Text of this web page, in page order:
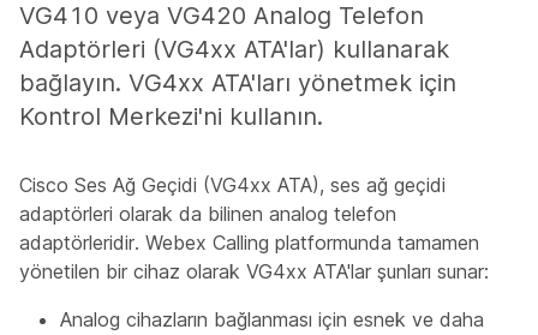
VG410 veya VG420 Analog Telefon
Adaptörleri (VG4xx ATA'lar) kullanarak
bağlayın. VG4xx ATA'ları yönetmek için
Kontrol Merkezi'ni kullanın.
Cisco Ses Ağ Geçidi (VG4xx ATA), ses ağ geçidi
adaptörleri olarak da bilinen analog telefon
adaptörleridir. Webex Calling platformunda tamamen
yönetilen bir cihaz olarak VG4xx ATA'lar şunları sunar:
Analog cihazların bağlanması için esnek ve daha